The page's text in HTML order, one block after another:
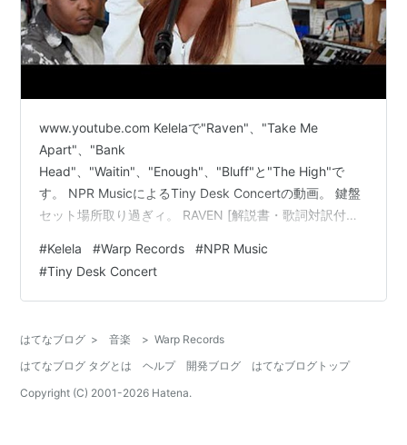
www.youtube.com Kelelaで"Raven"、"Take Me
Apart"、"Bank
Head"、"Waitin"、"Enough"、"Bluff"と"The High"で
す。 NPR MusicによるTiny Desk Concertの動画。 鍵盤
セット場所取り過ぎィ。 RAVEN [解説書・歌詞対訳付き /
RECORDS / WARP Amazon ランキング参加中音楽
#Kelela #Warp Records #NPR Music
#Tiny Desk Concert
はてなブログ > 音楽 > Warp Records
はてなブログ タグとは
ヘルプ 開発ブログ
はてなブログトップ
Copyright (C) 2001-2026 Hatena.